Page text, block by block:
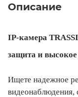
Описание
IP-камера
защита и
Ищете надежное
видеонаблюдения,